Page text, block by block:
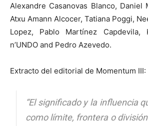
Alexandre Casanovas Blanco, Daniel
Atxu Amann Alcocer, Tatiana Poggi,
Lopez, Pablo Martínez Capdevila,
n’UNDO and Pedro Azevedo.
Extracto del editorial de Momentum III:
“El significado y la influencia
como límite, frontera o